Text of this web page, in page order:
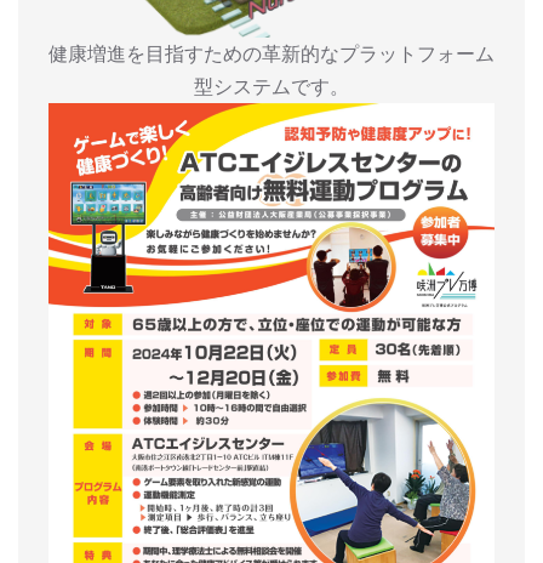
健康増進を目指すための革新的なプラットフォーム
型システムです。